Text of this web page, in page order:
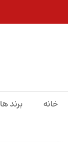
خانه برند ها